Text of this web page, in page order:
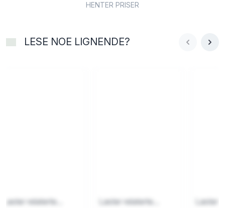
HENTER PRISER
LESE NOE LIGNENDE?
Laster relaterte... Laster relaterte... Laster